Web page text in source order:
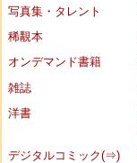
写真集・タレント
稀覯本
オンデマンド書籍
雑誌
洋書
デジタルコミック(⇒)